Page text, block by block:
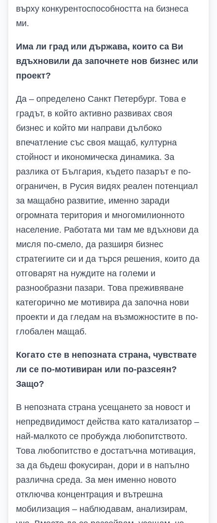
върху конкурентоспособността на бизнеса
ми.
Има ли град или държава, които са Ви
вдъхновили да започнете нов бизнес или
проект?
Да – определено Санкт Петербург. Това е
градът, в който активно развивах своя
бизнес и който ми направи дълбоко
впечатление със своя мащаб, културна
стойност и икономическа динамика. За
разлика от България, където пазарът е по-
ограничен, в Русия видях реален потенциал
за мащабно развитие, именно заради
огромната територия и многомилионното
население. Работата ми там ме вдъхнови да
мисля по-смело, да разширя бизнес
стратегиите си и да търся решения, които да
отговарят на нуждите на големи и
разнообразни пазари. Това преживяване
категорично ме мотивира да започна нови
проекти и да гледам на възможностите в по-
глобален мащаб.
Когато сте в непозната страна, чувствате
ли се по-мотивиран или по-разсеян?
Защо?
В непозната страна усещането за новост и
непредвидимост действа като катализатор –
най-малкото се пробужда любопитството.
Това любопитство е достатъчна мотивация,
за да бъдеш фокусиран, дори и в напълно
различна среда. За мен именно новото
отключва концентрация и вътрешна
мобилизация – наблюдавам, анализирам,